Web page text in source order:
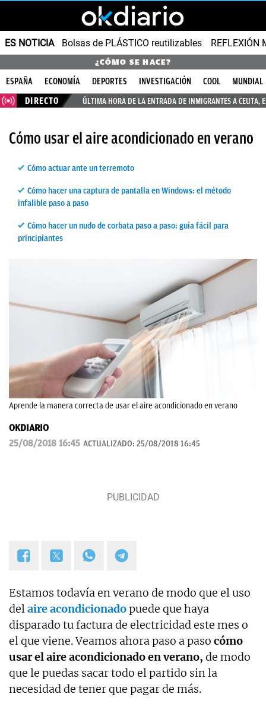
ES NOTICIA Bolsas de PLÁSTICO reutilizables REFLEXIÓN
¿CÓMO SE HACE?
ESPAÑA ECONOMÍA DEPORTES INVESTIGACIÓN COOL
MUNDIAL
DIRECTO
ÚLTIMA HORA DE LA ENTRADA DE INMIGRANTES A CEUTA,
Cómo usar el aire acondicionado en verano
Cómo actuar ante un terremoto
Cómo hacer una captura de pantalla en Windows: el método
infalible paso a paso
Cómo hacer un nudo de corbata paso a paso: guía fácil para
principiantes
Aprende la manera correcta de usar el aire acondicionado en verano
OKDIARIO
25/08/2018 16:45 ACTUALIZADO: 25/08/2018 16:45
Estamos todavía en verano de modo que el uso
delaire acondicionadopuede que haya
disparado tu factura de electricidad este mes o
el que viene. Veamos ahora paso a paso cómo
usar el aire acondicionado en verano, de modo
que le puedas sacar todo el partido sin la
necesidad de tener que pagar de más.